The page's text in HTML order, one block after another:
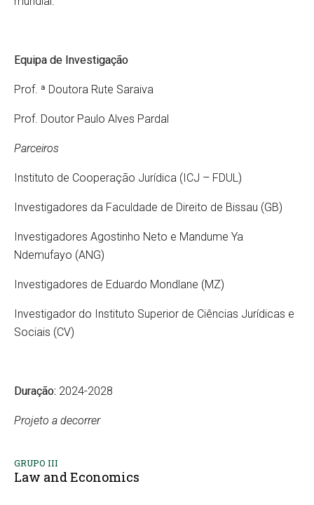
Equipa de Investigação
Prof. ª Doutora Rute Saraiva
Prof. Doutor Paulo Alves Pardal
Parceiros
Instituto de Cooperação Jurídica (ICJ – FDUL)
Investigadores da Faculdade de Direito de Bissau (GB)
Investigadores Agostinho Neto e Mandume Ya
Ndemufayo (ANG)
Investigadores de Eduardo Mondlane (MZ)
Investigador do Instituto Superior de Ciências Jurídicas e
Sociais (CV)
Duração: 2024-2028
Projeto a decorrer
GRUPO III
Law and Economics